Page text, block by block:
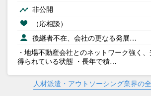
非公開
（応相談）
後継者不在、会社の更なる発展…
・地場不動産会社とのネットワーク強く
得られている状態 ・長年で積…
人材派遣・アウトソーシング業界の